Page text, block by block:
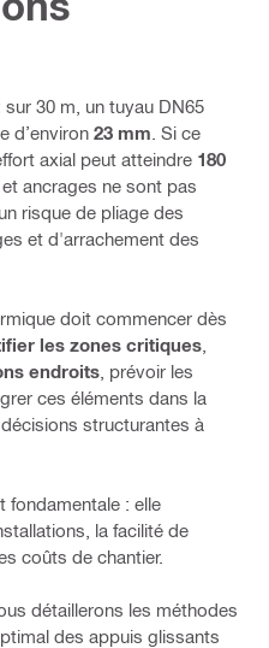
30 m, un tuyau DN65
d’environ 23 mm . Si ce
axial peut atteindre 180
ancrages ne sont pas
risque de pliage des
et d'arrachement des
doit commencer dès
les zones critiques
endroits , prévoir les
ces éléments dans la
structurantes à
fondamentale : elle
la facilité de
coûts de chantier.
détaillerons les méthodes
des appuis glissants